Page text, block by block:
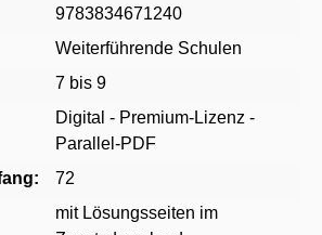
9783834671240
Weiterführende Schulen
7 bis 9
Digital - Premium-Lizenz -
Parallel-PDF
72
mit Lösungsseiten im